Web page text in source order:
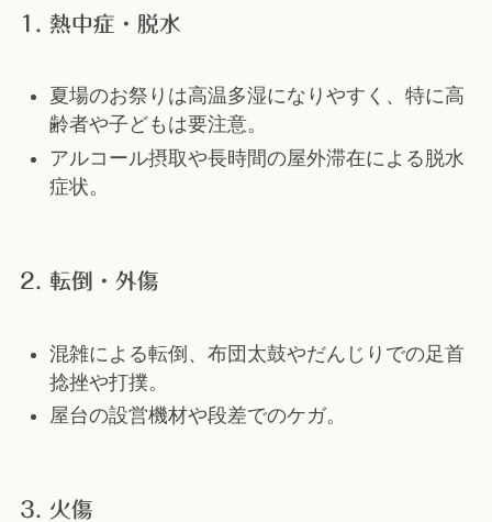
1. 熱中症・脱水
夏場のお祭りは高温多湿になりやすく、特に高
齢者や子どもは要注意。
アルコール摂取や長時間の屋外滞在による脱水
症状。
2. 転倒・外傷
混雑による転倒、布団太鼓やだんじりでの足首
捻挫や打撲。
屋台の設営機材や段差でのケガ。
3. 火傷